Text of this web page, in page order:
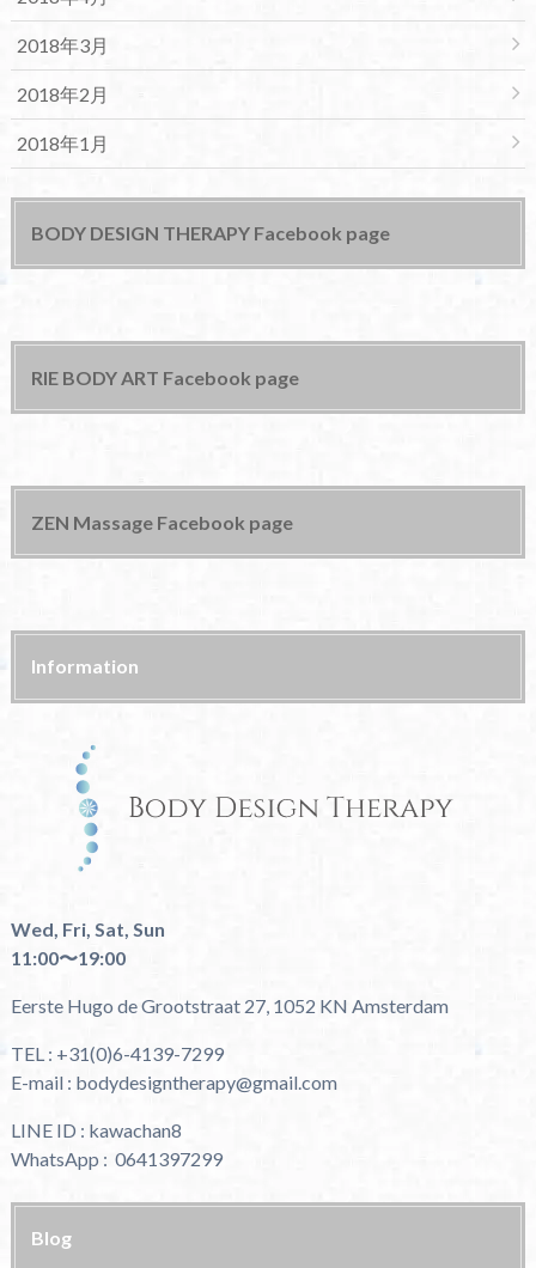
2018年3月
2018年2月
2018年1月
BODY DESIGN THERAPY Facebook page
RIE BODY ART Facebook page
ZEN Massage Facebook page
Information
Wed, Fri, Sat, Sun
11:00〜19:00
Eerste Hugo de Grootstraat 27, 1052 KN Amsterdam
TEL : +31(0)6-4139-7299
E-mail : bodydesigntherapy@gmail.com
LINE ID : kawachan8
WhatsApp : 0641397299
Blog